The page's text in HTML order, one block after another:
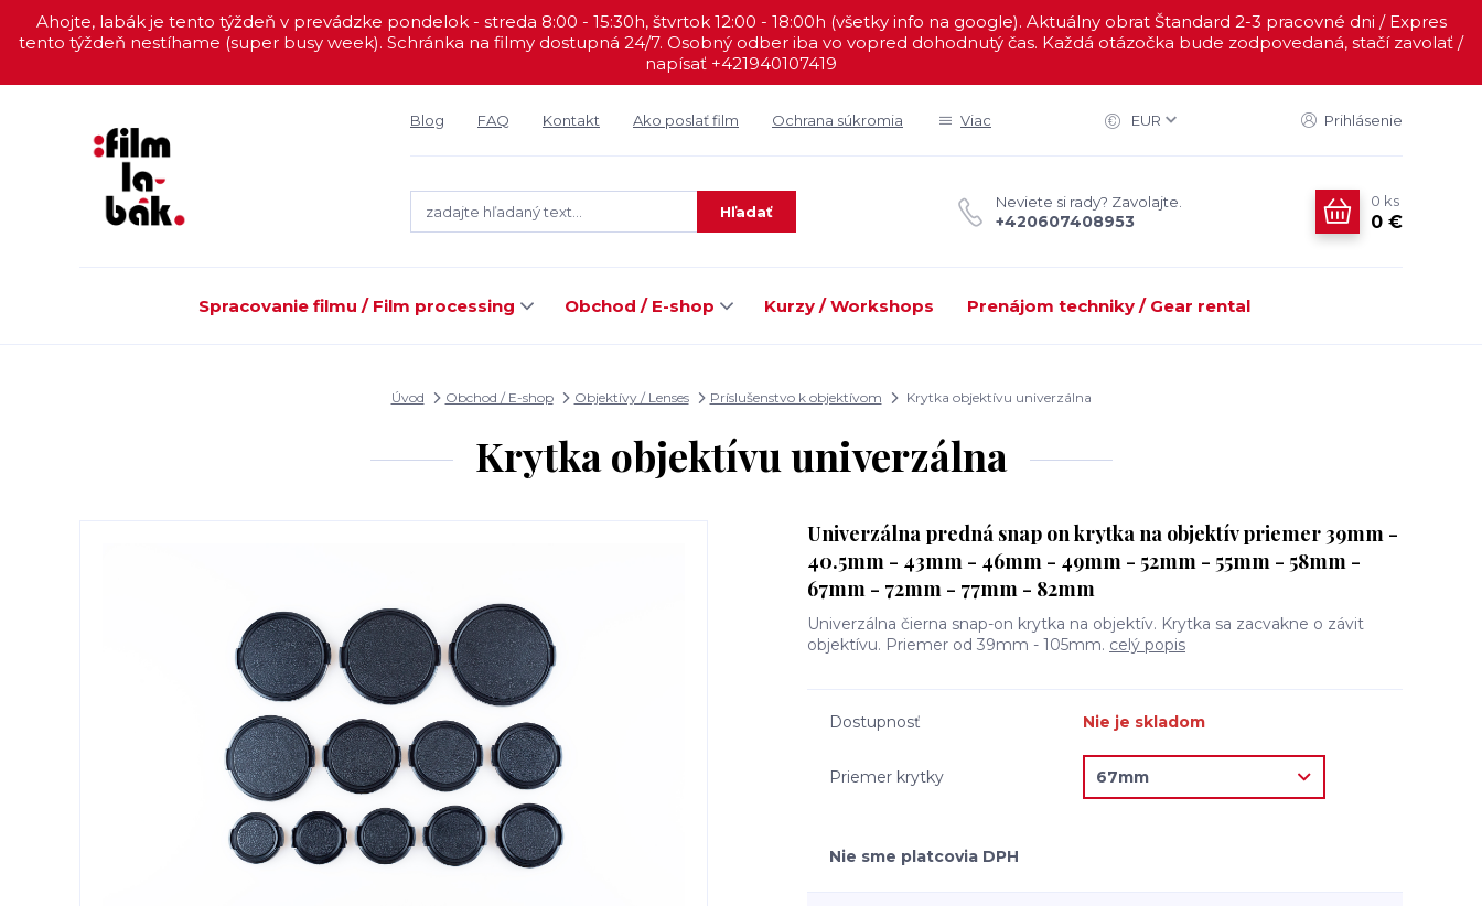
Ahojte, labák je tento týždeň v prevádzke pondelok - streda 8:00 - 15:30h, štvrtok 12:00 - 18:00h (všetky info na google). Aktuálny obrat Štandard 2-3 pracovné dni / Expres
tento týždeň nestíhame (super busy week). Schránka na filmy dostupná 24/7. Osobný odber iba vo vopred dohodnutý čas. Každá otázočka bude zodpovedaná, stačí zavolať /
napísať +421940107419
Blog FAQ Kontakt Ako poslať film Ochrana súkromia Viac EUR Prihlásenie
Hľadať
Neviete si rady? Zavolajte.
+420607408953
0 ks
0 €
Spracovanie filmu / Film processing Obchod / E-shop Kurzy / Workshops Prenájom techniky / Gear rental
Úvod Obchod / E-shop Objektívy / Lenses Príslušenstvo k objektívom Krytka objektívu univerzálna
Krytka objektívu univerzálna
Univerzálna predná snap on krytka na objektív priemer 39mm -
40.5mm - 43mm - 46mm - 49mm - 52mm - 55mm - 58mm -
67mm - 72mm - 77mm - 82mm
Univerzálna čierna snap-on krytka na objektív. Krytka sa zacvakne o závit
objektívu. Priemer od 39mm - 105mm. celý popis
Dostupnosť Nie je skladom
Priemer krytky
Nie sme platcovia DPH